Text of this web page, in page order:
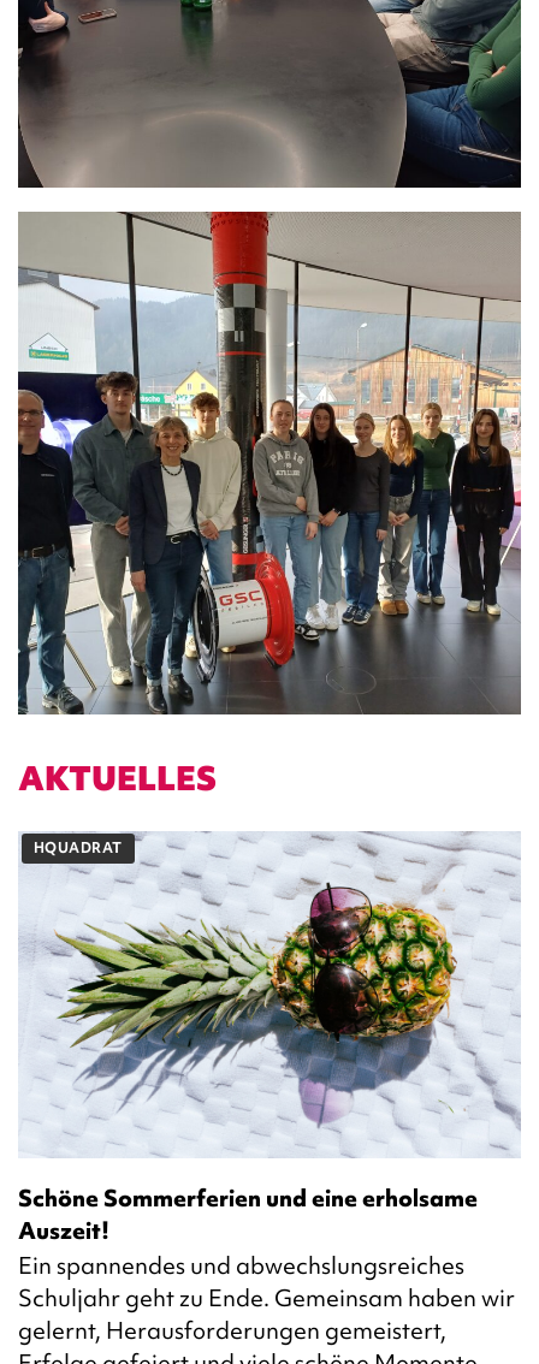
AKTUELLES
HQUADRAT
Schöne Sommerferien und eine erholsame
Auszeit!
Ein spannendes und abwechslungsreiches
Schuljahr geht zu Ende. Gemeinsam haben wir
gelernt, Herausforderungen gemeistert,